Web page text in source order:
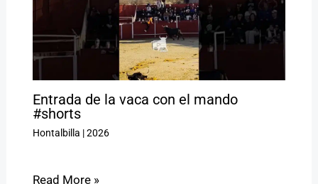
Entrada de la vaca con el mando
#shorts
Hontalbilla |2026
Read More »